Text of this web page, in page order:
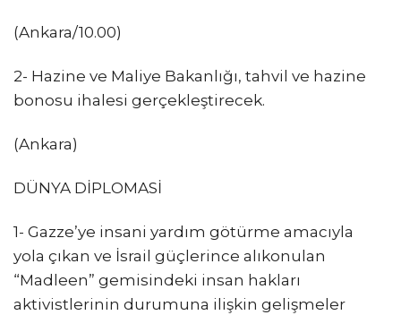
(Ankara/10.00)
2- Hazine ve Maliye Bakanlığı, tahvil ve hazine
bonosu ihalesi gerçekleştirecek.
(Ankara)
DÜNYA DİPLOMASİ
1- Gazze’ye insani yardım götürme amacıyla
yola çıkan ve İsrail güçlerince alıkonulan
“Madleen” gemisindeki insan hakları
aktivistlerinin durumuna ilişkin gelişmeler